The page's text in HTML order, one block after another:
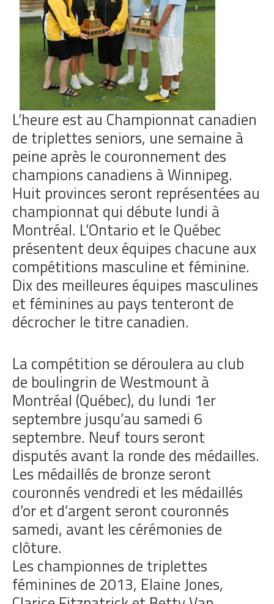
L’heure est au Championnat canadien
de triplettes seniors, une semaine à
peine après le couronnement des
champions canadiens à Winnipeg.
Huit provinces seront représentées au
championnat qui débute lundi à
Montréal. L’Ontario et le Québec
présentent deux équipes chacune aux
compétitions masculine et féminine.
Dix des meilleures équipes masculines
et féminines au pays tenteront de
décrocher le titre canadien.
La compétition se déroulera au club
de boulingrin de Westmount à
Montréal (Québec), du lundi 1er
septembre jusqu’au samedi 6
septembre. Neuf tours seront
disputés avant la ronde des médailles.
Les médaillés de bronze seront
couronnés vendredi et les médaillés
d’or et d’argent seront couronnés
samedi, avant les cérémonies de
clôture.
Les championnes de triplettes
féminines de 2013, Elaine Jones,